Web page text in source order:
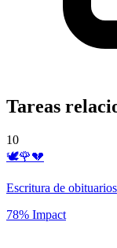
Tareas
10
🕊️🌹💔
Escritura de obituarios
78% Impact